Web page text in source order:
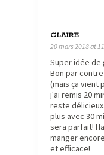
CLAIRE
20 mars 2018 at
Super idée de
Bon par
(mais ça vient
j'ai remis 20
reste
plus avec 30
sera parfait!
manger
et efficace!